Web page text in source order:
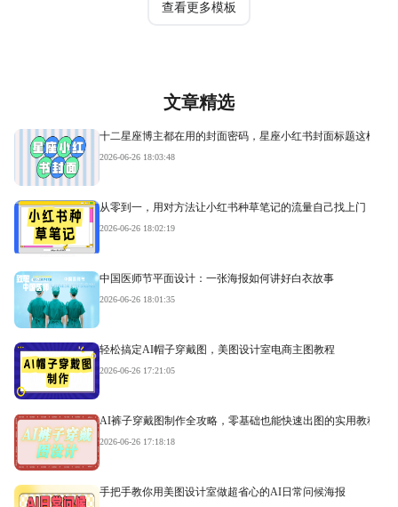
查看更多模板
文章精选
十二星座博主都在用的封面密码，星座小红书封面标题这样写
2026-06-26 18:03:48
从零到一，用对方法让小红书种草笔记的流量自己找上门
2026-06-26 18:02:19
中国医师节平面设计：一张海报如何讲好白衣故事
2026-06-26 18:01:35
轻松搞定AI帽子穿戴图，美图设计室电商主图教程
2026-06-26 17:21:05
AI裤子穿戴图制作全攻略，零基础也能快速出图的实用教程
2026-06-26 17:18:18
手把手教你用美图设计室做超省心的AI日常问候海报